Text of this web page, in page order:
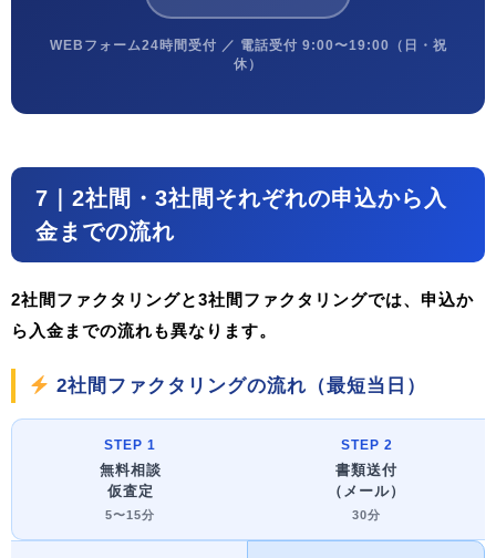
WEBフォーム24時間受付 ／ 電話受付 9:00〜19:00（日・祝
休）
7｜2社間・3社間それぞれの申込から入
金までの流れ
2社間ファクタリングと3社間ファクタリングでは、申込か
ら入金までの流れも異なります。
2社間ファクタリングの流れ（最短当日）
STEP 1
無料相談
仮査定
5〜15分
STEP 2
書類送付
（メール）
30分